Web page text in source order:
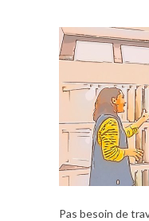
Pas besoin de